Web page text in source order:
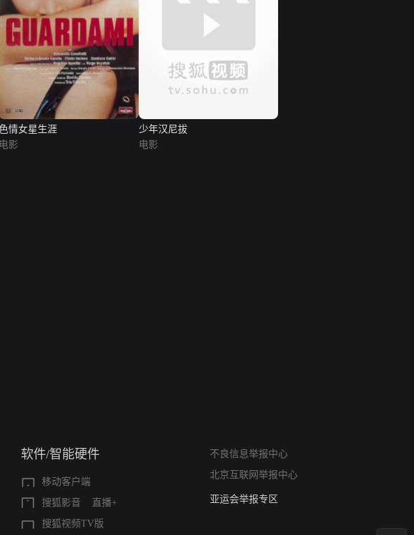
情女星生涯
电影
少年汉尼拔
电影
软件/智能硬件
移动客户端
搜狐影音
直播+
搜狐视频TV版
不良信息举报中心
北京互联网举报中心
算法推荐专项举报
亚运会举报专区